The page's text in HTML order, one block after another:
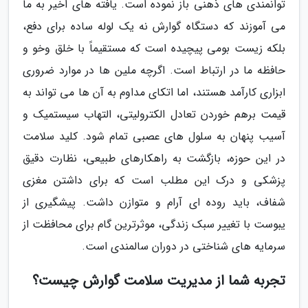
توانمندی های ذهنی باز نموده است. یافته های اخیر به ما
می آموزند که دستگاه گوارش نه یک لوله ساده برای دفع،
بلکه زیست بومی پیچیده است که مستقیماً با خلق وخو و
حافظه ما در ارتباط است. اگرچه ملین ها در موارد ضروری
ابزاری کارآمد هستند، اما اتکای مداوم به آن ها می تواند به
قیمت برهم خوردن تعادل الکترولیتی، التهاب سیستمیک و
آسیب پنهان به سلول های عصبی تمام شود. کلید سلامت
در این حوزه، بازگشت به راهکارهای طبیعی، نظارت دقیق
پزشکی و درک این مطلب است که برای داشتن مغزی
شفاف، باید روده ای آرام و متوازن داشت. پیشگیری از
یبوست با تغییر سبک زندگی، موثرترین گام برای محافظت از
سرمایه های شناختی در دوران سالمندی است.
تجربه شما از مدیریت سلامت گوارش چیست؟